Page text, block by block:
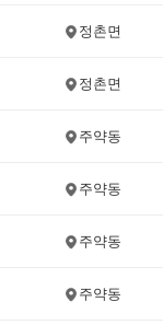
정촌면
정촌면
주약동
주약동
주약동
주약동